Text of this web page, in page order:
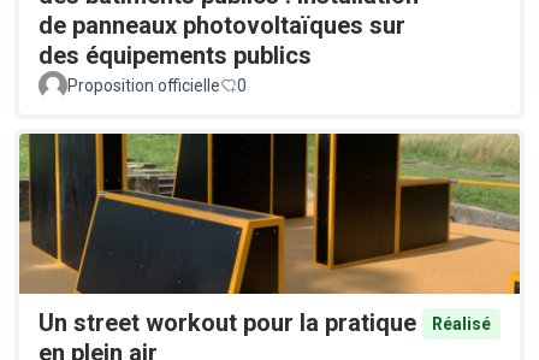
de panneaux photovoltaïques sur
des équipements publics
Proposition officielle 0
Un street workout pour la pratique
en plein air
Réalisé